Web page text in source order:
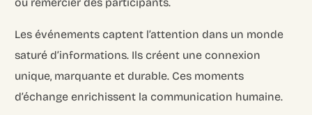
Les événements captent l’attention dans un monde
saturé d’informations. Ils créent une connexion
unique, marquante et durable. Ces moments
d’échange enrichissent la communication humaine.